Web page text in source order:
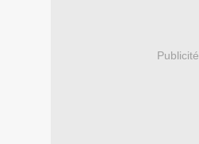
Publicité